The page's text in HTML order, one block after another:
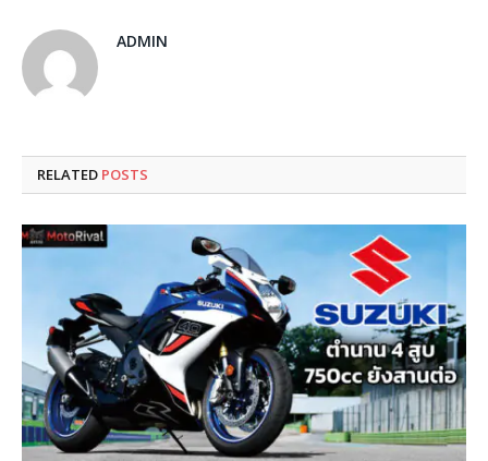
ADMIN
RELATED POSTS